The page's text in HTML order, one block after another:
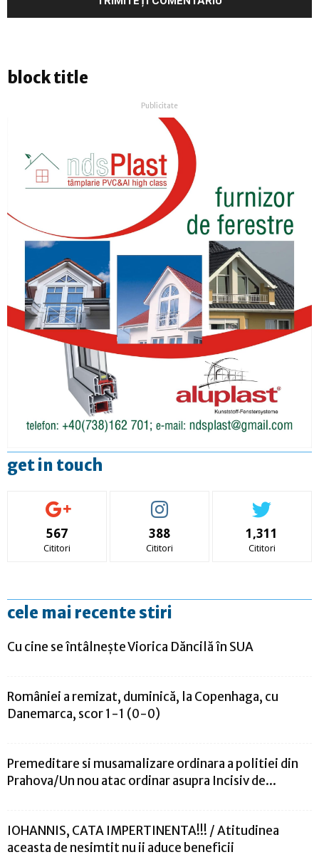
block title
Publicitate
get in touch
567
Cititori
388
Cititori
1,311
Cititori
cele mai recente stiri
Cu cine se întâlneşte Viorica Dăncilă în SUA
României a remizat, duminică, la Copenhaga, cu
Danemarca, scor 1-1 (0-0)
Premeditare si musamalizare ordinara a politiei din
Prahova/Un nou atac ordinar asupra Incisiv de...
IOHANNIS, CATA IMPERTINENTA!!! / Atitudinea
aceasta de nesimtit nu ii aduce beneficii